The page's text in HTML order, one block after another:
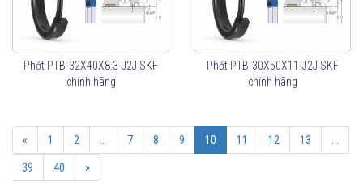
Phớt PTB-32X40X8.3-J2J SKF
chính hãng
Phớt PTB-30X50X11-J2J SKF
chính hãng
« 1 2 7 8 9 10 11 12 13
39 40 »